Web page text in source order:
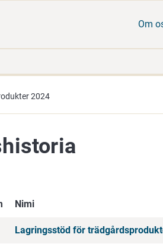
Om
2024
Nimi
Lagringsstöd för